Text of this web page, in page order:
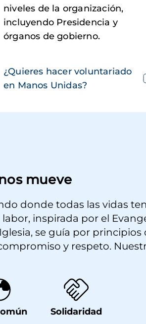
niveles de la organización,
incluyendo Presidencia y
órganos de gobierno.
¿Quieres hacer voluntariado
en Manos Unidas?
mueve
donde todas las vidas
inspirada por el
se guía por principios
y respeto.
Solidaridad